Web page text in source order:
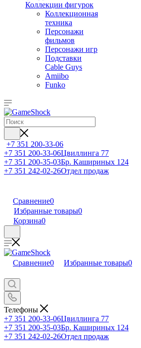
Коллекции фигурок
Коллекционная
техника
Персонажи
фильмов
Персонажи игр
Подставки
Cable Guys
Amiibo
Funko
+7 351 200-33-06
+7 351 200-33-06Цвиллинга 77
+7 351 200-35-03Бр. Кашириных 124
+7 351 242-02-26Отдел продаж
Сравнение0
Избранные товары0
Корзина0
Сравнение0 Избранные товары0
Телефоны
+7 351 200-33-06Цвиллинга 77
+7 351 200-35-03Бр. Кашириных 124
+7 351 242-02-26Отдел продаж